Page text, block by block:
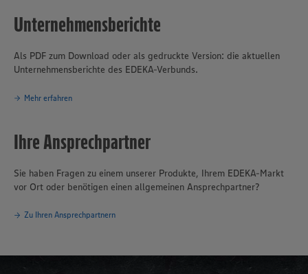
Unternehmensberichte
Als PDF zum Download oder als gedruckte Version: die aktuellen
Unternehmensberichte des EDEKA-Verbunds.
Mehr erfahren
Ihre Ansprechpartner
Sie haben Fragen zu einem unserer Produkte, Ihrem EDEKA-Markt
vor Ort oder benötigen einen allgemeinen Ansprechpartner?
Zu Ihren Ansprechpartnern